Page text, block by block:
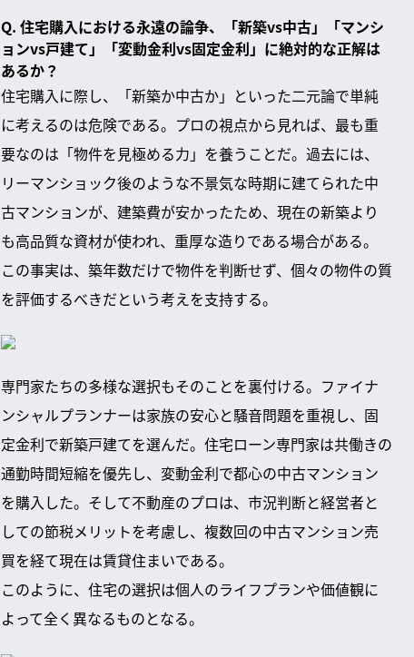
Q. 住宅購入における永遠の論争、「新築vs中古」「マンシ
ョンvs戸建て」「変動金利vs固定金利」に絶対的な正解は
あるか？
住宅購入に際し、「新築か中古か」といった二元論で単純
に考えるのは危険である。プロの視点から見れば、最も重
要なのは「物件を見極める力」を養うことだ。過去には、
リーマンショック後のような不景気な時期に建てられた中
古マンションが、建築費が安かったため、現在の新築より
も高品質な資材が使われ、重厚な造りである場合がある。
この事実は、築年数だけで物件を判断せず、個々の物件の質
を評価するべきだという考えを支持する。
専門家たちの多様な選択もそのことを裏付ける。ファイナ
ンシャルプランナーは家族の安心と騒音問題を重視し、固
定金利で新築戸建てを選んだ。住宅ローン専門家は共働きの
通勤時間短縮を優先し、変動金利で都心の中古マンション
を購入した。そして不動産のプロは、市況判断と経営者と
しての節税メリットを考慮し、複数回の中古マンション売
買を経て現在は賃貸住まいである。
このように、住宅の選択は個人のライフプランや価値観に
よって全く異なるものとなる。